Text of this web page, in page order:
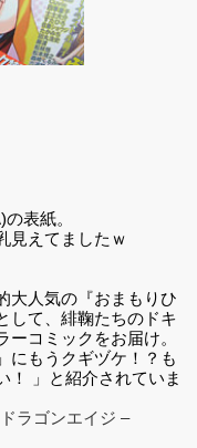
の表紙。
見えてましたｗ
大人気の『おまもりひ
して、緋鞠たちのドキ
ーコミックをお届け。
にもうクギヅケ！？も
！ 」と紹介されていま
ラゴンエイジ –